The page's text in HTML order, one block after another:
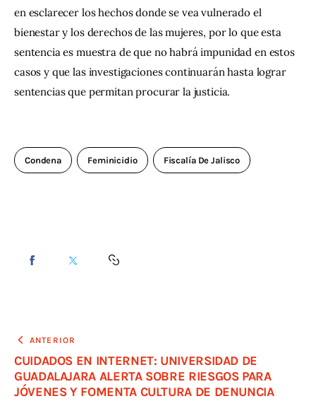
en esclarecer los hechos donde se vea vulnerado el
bienestar y los derechos de las mujeres, por lo que esta
sentencia es muestra de que no habrá impunidad en estos
casos y que las investigaciones continuarán hasta lograr
sentencias que permitan procurar la justicia.
Condena Feminicidio Fiscalía De Jalisco
ANTERIOR
CUIDADOS EN INTERNET: UNIVERSIDAD DE
GUADALAJARA ALERTA SOBRE RIESGOS PARA
JÓVENES Y FOMENTA CULTURA DE DENUNCIA